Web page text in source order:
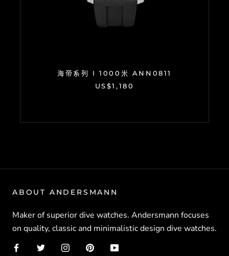
海帝系列 I 1000米 ANN0811
US$1,180
ABOUT ANDERSMANN
Maker of superior dive watches. Andersmann focuses
on quality, classic and minimalistic design dive watches.